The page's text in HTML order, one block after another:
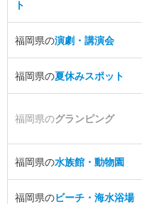
ト
福岡県の演劇・講演会
福岡県の夏休みスポット
福岡県のグランピング
福岡県の水族館・動物園
福岡県のビーチ・海水浴場